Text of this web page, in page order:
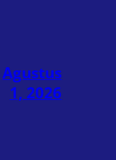
Agustus
1, 2026